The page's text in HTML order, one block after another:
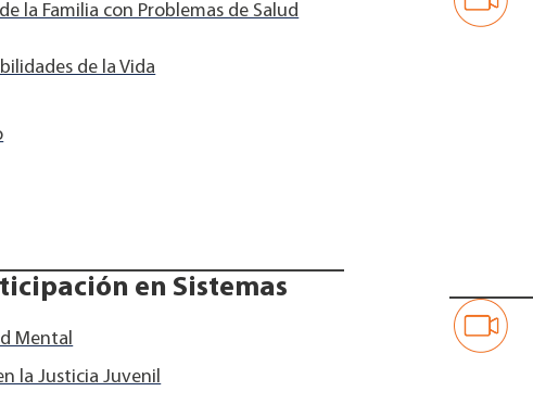
la Familia con Problemas de Salud
de la Vida
en Sistemas
Mental
la Justicia Juvenil